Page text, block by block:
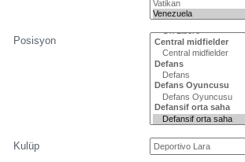
Posisyon
Kulüp